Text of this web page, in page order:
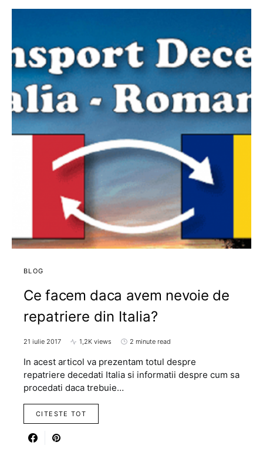
BLOG
Ce facem daca avem nevoie de
repatriere din Italia?
21 iulie 2017 1,2K views 2 minute read
In acest articol va prezentam totul despre
repatriere decedati Italia si informatii despre cum sa
procedati daca trebuie…
CITESTE TOT